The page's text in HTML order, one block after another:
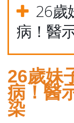
26歲
病！醫
26歲妹
病！醫
染